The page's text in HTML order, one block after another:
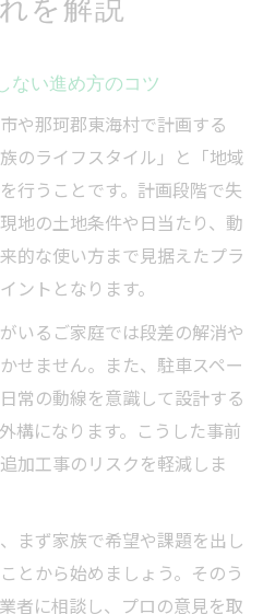
ない進め方のコツ
や那珂郡東海村で計画する
のライフスタイル」と「地域
行うことです。計画段階で失
地の土地条件や日当たり、動
的な使い方まで見据えたプラ
ントとなります。
いるご家庭では段差の解消や
せません。また、駐車スペー
常の動線を意識して設計する
構になります。こうした事前
加工事のリスクを軽減しま
まず家族で希望や課題を出し
とから始めましょう。そのう
者に相談し、プロの意見を取